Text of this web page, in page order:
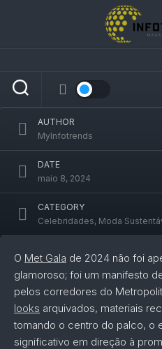
Met Gala 2024 Um
Sustentabilidade na
AUTHOR
MyInfotrends
DATE
maio 8, 2024
CATEGORY
Celebridades, Moda
O Met Gala de 2024 não foi
glamoroso; foi um manifesto
pelos corredores do
looks arquivados, materiais
tomando o centro do palco, o
significativo em direção à